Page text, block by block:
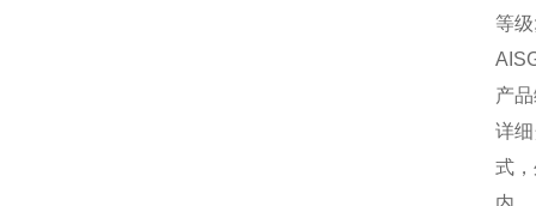
产
详
式